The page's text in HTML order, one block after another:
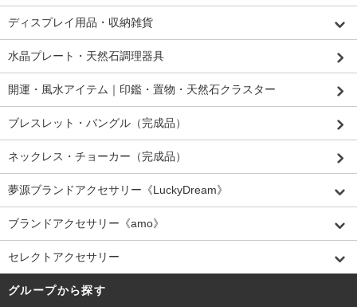
ディスプレイ用品・収納雑貨
水晶プレート・天然石調理器具
開運・風水アイテム｜印鑑・置物・天然石クラスター
ブレスレット・バングル（完成品）
ネックレス・チョーカー（完成品）
夢源ブランドアクセサリー《LuckyDream》
ブランドアクセサリー《amo》
セレクトアクセサリー
グループから探す